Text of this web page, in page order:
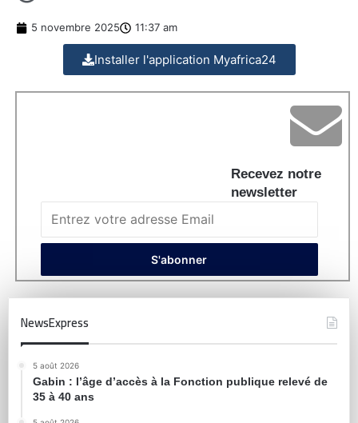
5 novembre 2025 11:37 am
Installer l'application Myafrica24
Recevez notre
newsletter
NewsExpress
5 août 2026
Gabin : l’âge d’accès à la Fonction publique relevé de
35 à 40 ans